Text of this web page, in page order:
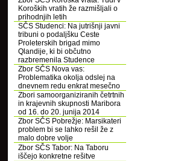
Koroških vratih že razmišljali o
prihodnjih letih
SČS Studenci: Na jutrišnji javni
tribuni o podaljšku Ceste
Proleterskih brigad mimo
Qlandije, ki bi občutno
razbremenila Studence
Zbor SČS Nova vas:
Problematika okolja odslej na
dnevnem redu enkrat mesečno
Zbori samoorganiziranih četrtnih
in krajevnih skupnosti Maribora
od 16. do 20. junija 2014
Zbor SČS Pobrežje: Marsikateri
problem bi se lahko rešil že z
malo dobre volje
Zbor SČS Tabor: Na Taboru
iščejo konkretne rešitve